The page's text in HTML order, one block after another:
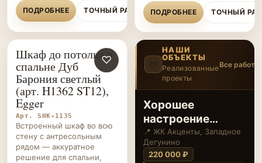
ПОДРОБНЕЕ ТОЧНЫЙ РАСЧЁТ ПОДРОБНЕЕ ТОЧНЫЙ
ШКАФЫ НА ЗАКАЗ ♡
Шкаф до потолка в
спальне Дуб
Барония светлый
(арт. H1362 ST12),
Egger
Арт. SHK-1135
Встроенный шкаф во всю
стену с антресольным
рядом — аккуратное
решение для спальни,
НАШИ
ОБЪЕКТЫ
Реализованные
проекты
Все
‹ ›
Хорошее
настроение
начинается там,
где вам по-
📍 ЖК Акценты, Западное
Дегунино
220 000 ₽